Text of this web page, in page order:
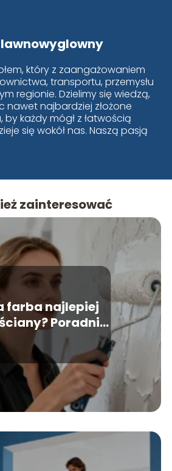
który z zaangażowaniem
transportu, przemysłu
regionie. Dzielimy się wiedzą,
nawet najbardziej złożone
każdy mógł z łatwością
się wokół nas. Naszą pasją
zainteresować
farba najlepiej
Poradnik
wyboru